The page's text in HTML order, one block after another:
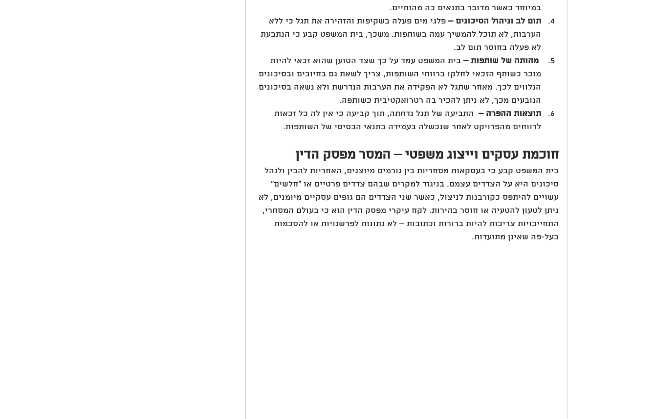
במיוחד כאשר מדובר בתנאים כה מהותיים.
תום לב וניהול הסיכונים – פלגי מים פעלה בשקיפות והזהירה את תגל כי ללא
הערבות, לא תוכל להמשיך עמה בשותפות. משכך, בית המשפט קבע כי הנתבעת
לא פעלה בחוסר תום לב.
מהותה של שותפות – בית המשפט עמד על כך שצד הטוען שהוא זכאי להיות
מוכר כשותף הזכאי לחלקו ברווחי השותפות, צריך לשאת גם בחיובים ובסיכונים
הנלווים לכך. מאחר שתגל לא הפקידה את הערבות הנדרשת ולא נשאה בסיכונים
הנובעים מכך, לא ניתן להכיר בה רטרואקטיבית כשותפה.
תוצאות ההפרה – התביעה של תגל נדחתה, תוך קביעה כי אין לה כל זכאות
לרווחים מהפרויקט לאחר שנכשלה בעמידה בתנאי הבסיסי של השותפות.
חוכמת עסקים וייצוג משפטי – המסר מפסק הדין
בית המשפט קבע כי בעסקאות מסחריות בין גורמים מיוצגים, האחריות להבין ולנהל
סיכונים היא על הצדדים עצמם. בניגוד למקרים שבהם צדדים פרטיים או "חלשים"
עשויים להיתפס כקורבנות לניצול, כאשר שני הצדדים הם גופים עסקיים מיומנים, לא
ניתן לטעון להטעיה או חוסר בהירות. לקח עיקרי מפסק הדין הוא כי בעולם המסחרי,
התחייבויות צריכות להיות ברורות וכתובות – לא נתונות לפרשנויות או להסכמות
בעל-פה שאינן מתועדות.